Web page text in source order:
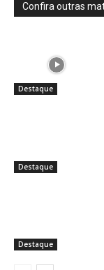
Confira outras
Destaque
Destaque
Destaque